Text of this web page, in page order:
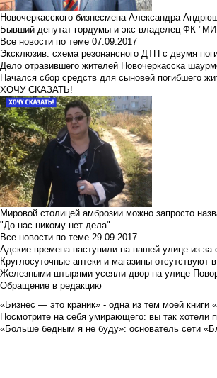
Новочеркасского бизнесмена Александра
Бывший депутат гордумы и экс-владелец ФК
Все новости по теме 07.09.2017
Эксклюзив: схема резонансного ДТП с двумя
Дело отравившего жителей Новочеркасска
Начался сбор средств для сыновей погибшего
ХОЧУ СКАЗАТЬ!
Мировой столицей амброзии можно запросто
"До нас никому нет дела"
Все новости по теме 29.09.2017
Адские времена наступили на нашей улице из-
Круглосуточные аптеки и магазины
Железными штырями усеяли двор на улице
Обращение в редакцию
«Бизнес — это краник» - одна из тем моей
Посмотрите на себя умирающего: вы так хотели
«Больше бедным я не буду»: основатель сети